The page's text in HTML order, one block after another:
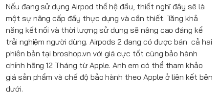
Nếu đang sử dụngAirpod thế hệ đầu, thiết nghĩ đây sẽ là
một sự nâng cấp đầy thực dụng và cần thiết. Tăng khả
năng kết nối và thời lượng sử dụng sẽ nâng cao đáng kể
trải nghiệm người dùng. Airpods 2 đang có được bán cả hai
phiên bản tạibroshop.vn với giá cực tốt cùng bảo hành
chính hãng 12 Tháng từ Apple. Anh em có thể tham khảo
giá sản phẩm và chế độ bảo hành theo Apple ở liên kết bên
dưới.